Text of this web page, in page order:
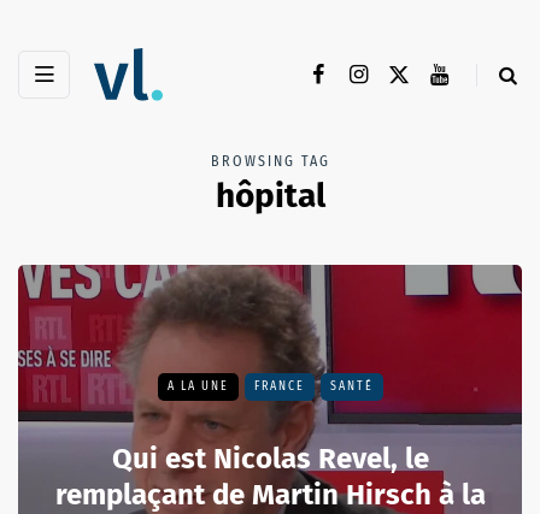
BROWSING TAG
hôpital
A LA UNE FRANCE SANTÉ
Qui est Nicolas Revel, le
remplaçant de Martin Hirsch à la